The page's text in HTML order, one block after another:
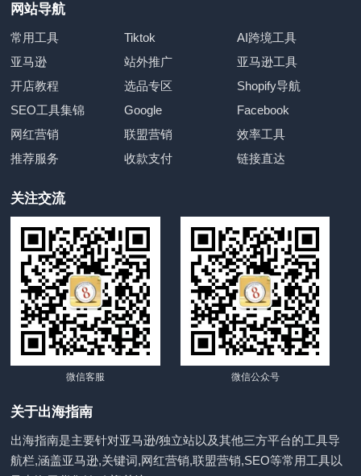
网站导航
常用工具 Tiktok
AI跨境工具
亚马逊
站外推广
亚马逊工具
开店教程
选品专区
Shopify导航
SEO工具集锦
Google
Facebook
网红营销
联盟营销
效率工具
推荐服务
收款支付 链接直达
关注交流
微信客服 微信公众号
关于出海指南
出海指南是主要针对亚马逊/独立站以及其他三方平台的工具导
航栏,涵盖亚马逊,关键词,网红营销,联盟营销,SEO等常用工具以